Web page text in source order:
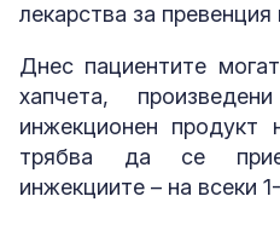
лекарства за
Днес пациентите
хапчета,
инжекционен продукт
трябва да се
инжекциите – на всеки